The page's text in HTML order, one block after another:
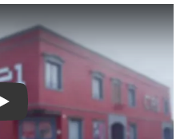
Play: CEI celebra sus 39 años: